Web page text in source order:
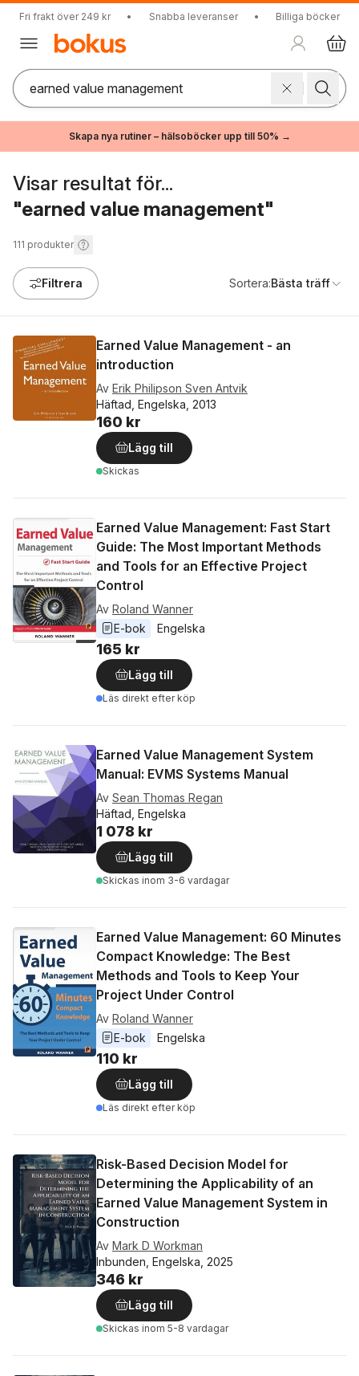
Fri frakt över 249 kr • Snabba leveranser • Billiga böcker
Skapa nya rutiner – hälsoböcker upp till 50% →
Visar resultat för...
"earned value management"
111 produkter
Filtrera Sortera:Bästa träff
Earned Value Management - an
introduction
Av Erik Philipson Sven Antvik
Häftad, Engelska, 2013
160 kr
Lägg till
Skickas
Earned Value Management: Fast Start
Guide: The Most Important Methods
and Tools for an Effective Project
Control
Av Roland Wanner
E-bok
Engelska
165 kr
Lägg till
Läs direkt efter köp
Earned Value Management System
Manual: EVMS Systems Manual
Av Sean Thomas Regan
Häftad, Engelska
1 078 kr
Lägg till
Skickas inom 3-6 vardagar
Earned Value Management: 60 Minutes
Compact Knowledge: The Best
Methods and Tools to Keep Your
Project Under Control
Av Roland Wanner
E-bok
Engelska
110 kr
Lägg till
Läs direkt efter köp
Risk-Based Decision Model for
Determining the Applicability of an
Earned Value Management System in
Construction
Av Mark D Workman
Inbunden, Engelska, 2025
346 kr
Lägg till
Skickas inom 5-8 vardagar